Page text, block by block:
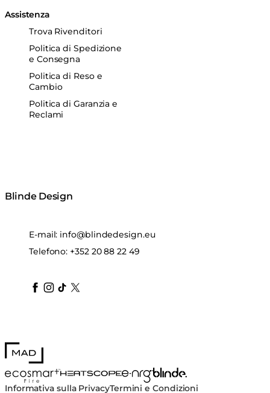
Assistenza
Trova Rivenditori
Politica di Spedizione
e Consegna
Politica di Reso e
Cambio
Politica di Garanzia e
Reclami
Blinde Design
E-mail: info@blindedesign.eu
Telefono: +352 20 88 22 49
blindedesign
blindedesign
blindedesign
blinde-design
blindedesign
MAD Design
EcoSmart FireHEATSCOPE® Heaters
e-NRG Bioethanol
Blinde Design
Informativa sulla PrivacyTermini e Condizioni